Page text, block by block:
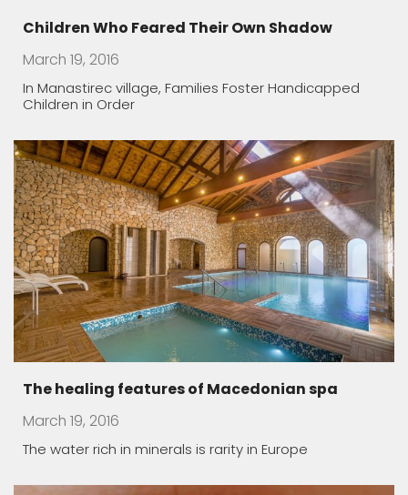
Children Who Feared Their Own Shadow
March 19, 2016
In Manastirec village, Families Foster Handicapped
Children in Order
The healing features of Macedonian spa
March 19, 2016
The water rich in minerals is rarity in Europe